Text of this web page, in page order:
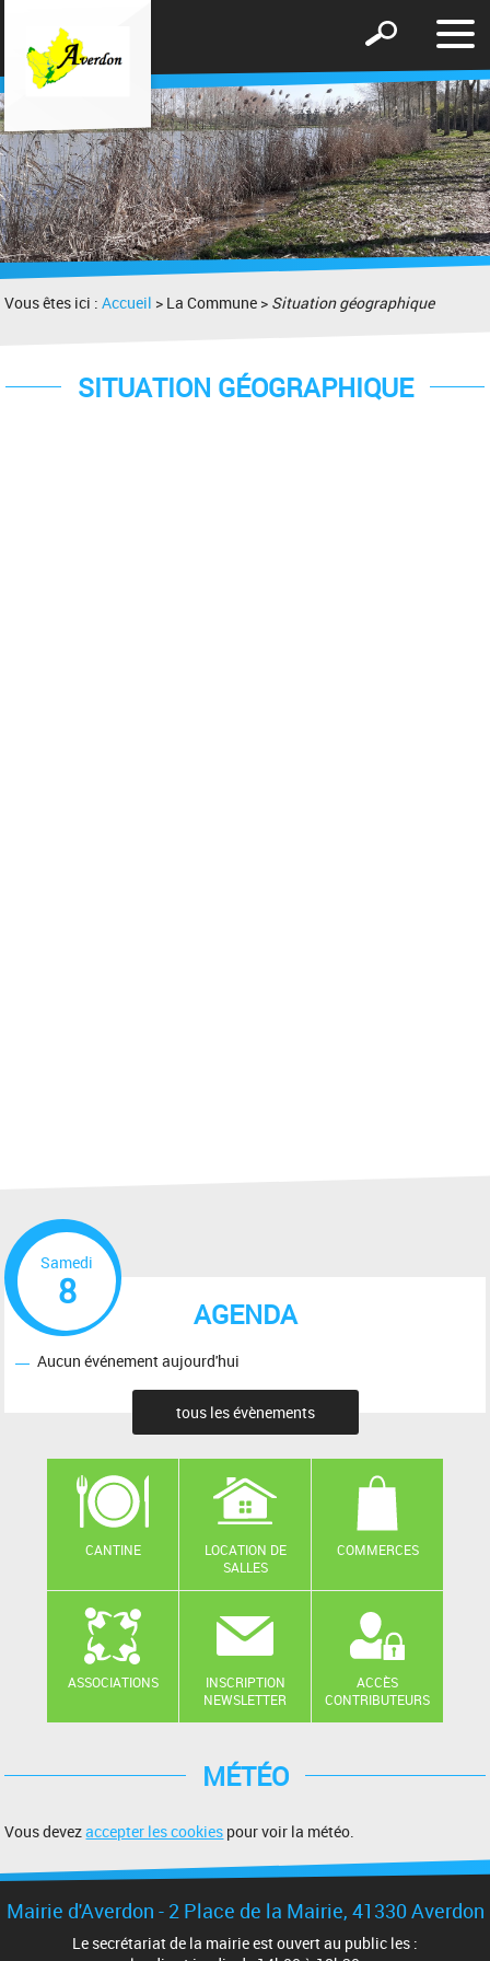
le
Afficher
formulaire
de
recherche
Vous êtes ici :Accueil > La Commune > Situation géographique
SITUATION GÉOGRAPHIQUE
AGENDA
Samedi
8
Aucun événement aujourd'hui
tous les évènements
CANTINE
LOCATION DE
SALLES
COMMERCES
ASSOCIATIONS
INSCRIPTION
NEWSLETTER
ACCÈS
CONTRIBUTEURS
MÉTÉO
Vous devezaccepter les cookies pour voir la météo.
Mairie d'Averdon - 2 Place de la Mairie, 41330 Averdon
Le secrétariat de la mairie est ouvert au public les :